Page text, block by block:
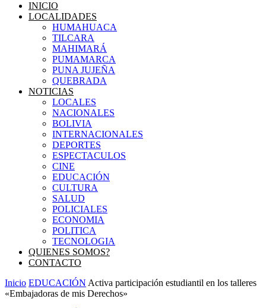
INICIO
LOCALIDADES
HUMAHUACA
TILCARA
MAHIMARÁ
PUMAMARCA
PUNA JUJEÑA
QUEBRADA
NOTICIAS
LOCALES
NACIONALES
BOLIVIA
INTERNACIONALES
DEPORTES
ESPECTACULOS
CINE
EDUCACIÓN
CULTURA
SALUD
POLICIALES
ECONOMIA
POLITICA
TECNOLOGIA
QUIENES SOMOS?
CONTACTO
Inicio EDUCACIÓN Activa participación estudiantil en los talleres
«Embajadoras de mis Derechos»